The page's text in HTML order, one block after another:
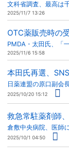
文科省調査、最高は
2025/11/7 13:26
OTC薬販売時の
PMDA・太田氏、「
2025/11/6 15:58
本田氏再選、
日薬連盟の原口副会
2025/10/20 15:12
救急常駐薬剤師
倉敷中央病院、医師
2025/10/1 04:50